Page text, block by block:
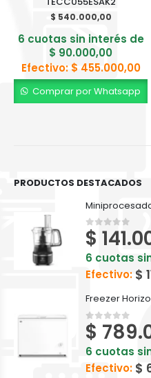
$ 540.000,00
6 cuotas sin interés de
$ 90.000,00
Efectivo: $ 455.000,00
Comprar por Whatsapp
PRODUCTOS DESTACADOS
0out of 5
$
6 cuotas
Efectivo: $
0out of 5
$
6 cuotas
Efectivo: $